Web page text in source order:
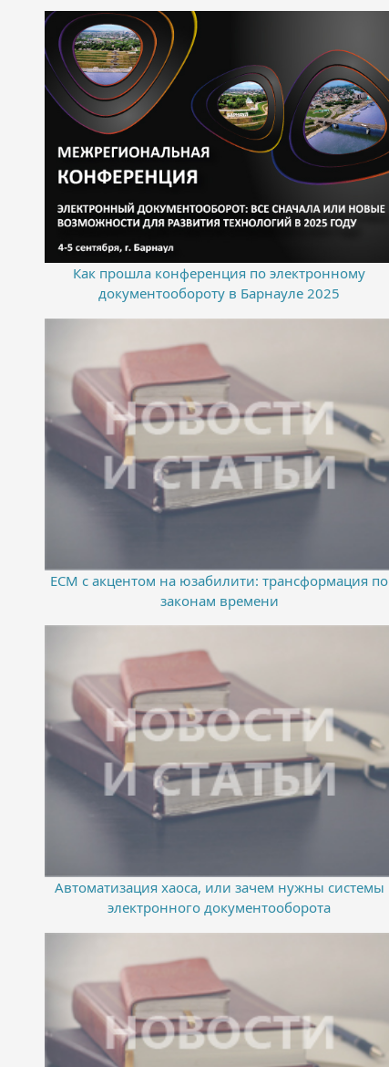
Как прошла конференция по электронному
документообороту в Барнауле 2025
ECM с акцентом на юзабилити: трансформация по
законам времени
Автоматизация хаоса, или зачем нужны системы
электронного документооборота